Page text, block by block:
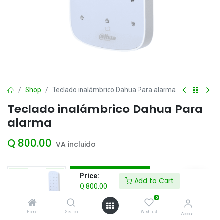
Price:
Q 800.00
Add to Cart
Home Search
0
Wishlist Account
Shop Teclado inalámbrico Dahua Para alarma
Teclado inalámbrico Dahua Para
alarma
Q 800.00 IVA incluido
Add to Cart
Agregar a la lista de deseos